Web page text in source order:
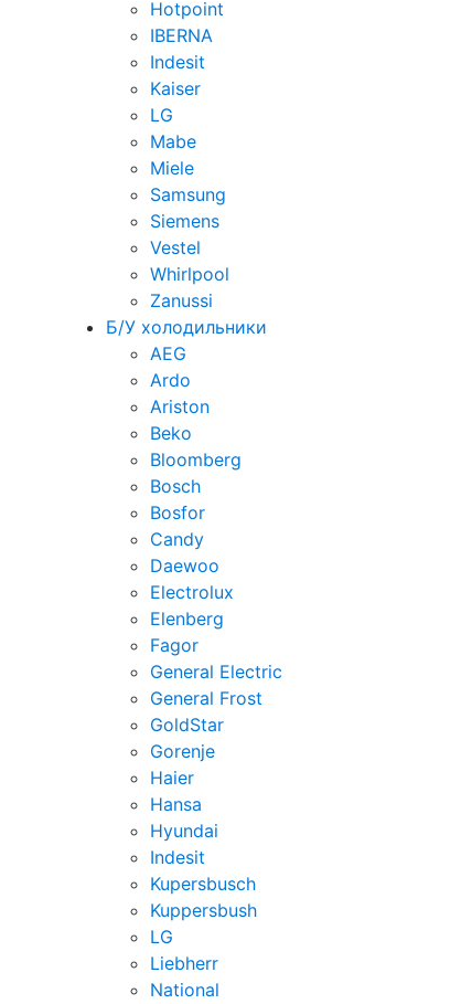
Hotpoint
IBERNA
Indesit
Kaiser
LG
Mabe
Miele
Samsung
Siemens
Vestel
Whirlpool
Zanussi
Б/У холодильники
AEG
Ardo
Ariston
Beko
Bloomberg
Bosch
Bosfor
Candy
Daewoo
Electrolux
Elenberg
Fagor
General Electric
General Frost
GoldStar
Gorenje
Haier
Hansa
Hyundai
Indesit
Kupersbusch
Kuppersbush
LG
Liebherr
National